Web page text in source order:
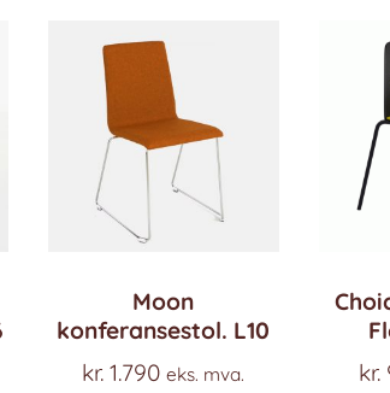
Moon
konferansestol. L10
kr. 1.790 eks. mva.
kr.